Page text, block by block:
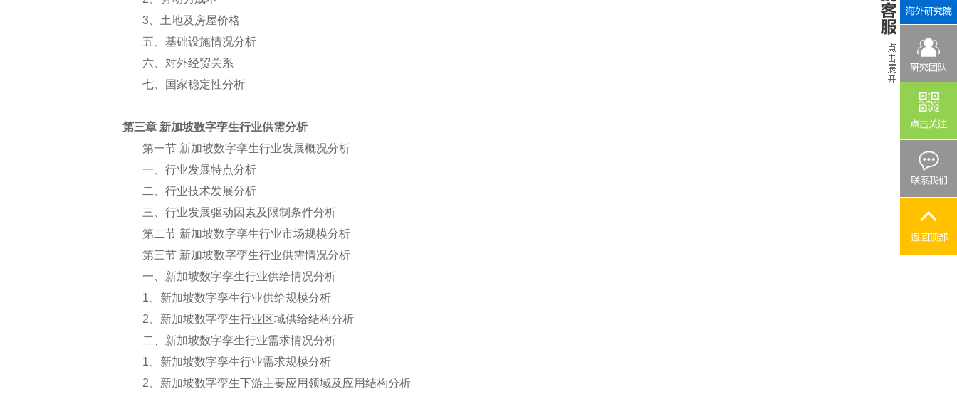
3 、土地及房屋价格
五、基础设施情况分析
六、对外经贸关系
七、国家稳定性分析
第三章 新加坡数字孪生行业供需分析
第一节 新加坡数字孪生行业发展概况分析
一、行业发展特点分析
二、行业技术发展分析
三、行业发展驱动因素及限制条件分析
第二节 新加坡数字孪生行业市场规模分析
第三节 新加坡数字孪生行业供需情况分析
一、新加坡数字孪生行业供给情况分析
1 、新加坡数字孪生行业供给规模分析
2 、新加坡数字孪生行业区域供给结构分析
二、新加坡数字孪生行业需求情况分析
1 、新加坡数字孪生行业需求规模分析
2 、新加坡数字孪生下游主要应用领域及应用结构分析